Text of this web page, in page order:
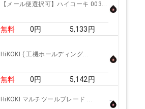
【メール便選択可】ハイコーキ 003...
無料 0円 5,133円
HiKOKI ( 工機ホールディング...
無料 0円 5,142円
HiKOKI マルチツールブレード ...